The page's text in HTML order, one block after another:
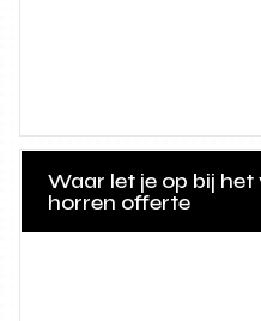
Waar let je op bij
horren offerte